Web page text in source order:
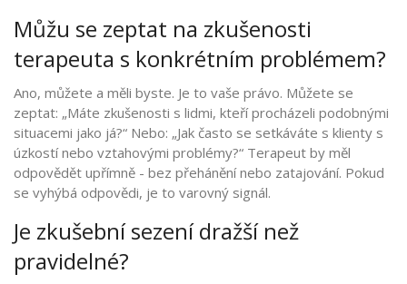
Můžu se zeptat na zkušenosti
terapeuta s konkrétním problémem?
Ano, můžete a měli byste. Je to vaše právo. Můžete se
zeptat: „Máte zkušenosti s lidmi, kteří procházeli podobnými
situacemi jako já?“ Nebo: „Jak často se setkáváte s klienty s
úzkostí nebo vztahovými problémy?“ Terapeut by měl
odpovědět upřímně - bez přehánění nebo zatajování. Pokud
se vyhýbá odpovědi, je to varovný signál.
Je zkušební sezení dražší než
pravidelné?